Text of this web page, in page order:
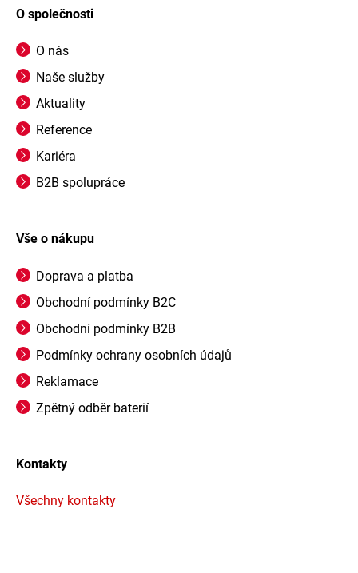
O společnosti
O nás
Naše služby
Aktuality
Reference
Kariéra
B2B spolupráce
Vše o nákupu
Doprava a platba
Obchodní podmínky B2C
Obchodní podmínky B2B
Podmínky ochrany osobních údajů
Reklamace
Zpětný odběr baterií
Kontakty
Všechny kontakty